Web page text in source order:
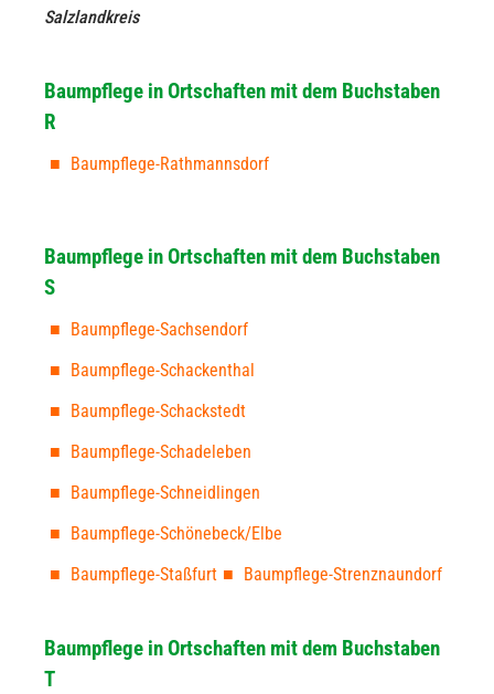
Salzlandkreis
Baumpflege in Ortschaften mit dem Buchstaben
R
Baumpflege-Rathmannsdorf
Baumpflege in Ortschaften mit dem Buchstaben
S
Baumpflege-Sachsendorf
Baumpflege-Schackenthal
Baumpflege-Schackstedt
Baumpflege-Schadeleben
Baumpflege-Schneidlingen
Baumpflege-Schönebeck/Elbe
Baumpflege-Staßfurt
Baumpflege-Strenznaundorf
Baumpflege in Ortschaften mit dem Buchstaben
T